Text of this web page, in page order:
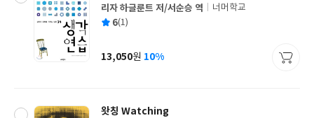
글
쓴
리자 하글룬트 저/서순승 역
출
사
너머학교
평 6(1)
가
13,050원 10%
왓칭 Watching